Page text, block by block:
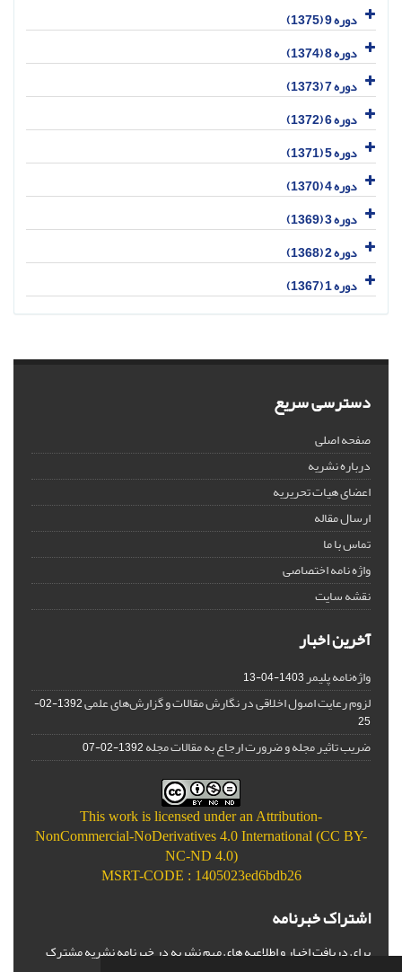
دوره 9 (1375)
دوره 8 (1374)
دوره 7 (1373)
دوره 6 (1372)
دوره 5 (1371)
دوره 4 (1370)
دوره 3 (1369)
دوره 2 (1368)
دوره 1 (1367)
دسترسی سریع
صفحه اصلی
درباره نشریه
اعضای هیات تحریریه
ارسال مقاله
تماس با ما
واژه نامه اختصاصی
نقشه سایت
آخرین اخبار
واژه‌نامه پلیمر1403-04-13
لزوم رعایت اصول اخلاقی در نگارش مقالات و گزارش‌‌های علمی
1392-02-
25
ضریب تاثیر مجله و ضرورت ارجاع به مقالات مجله1392-02-07
This work is licensed under an Attribution-
NonCommercial-NoDerivatives 4.0 International (CC BY-
NC-ND 4.0)
MSRT-CODE : 1405023ed6bdb26
اشتراک خبرنامه
برای دریافت اخبار و اطلاعیه های مهم نشریه در خبرنامه نشریه مشترک